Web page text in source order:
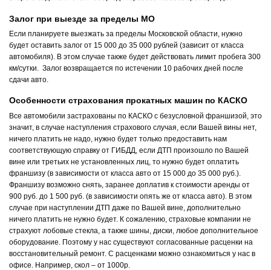
Залог при выезде за пределы МО
Если планируете выезжать за пределы Московской области, нужно
будет оставить залог от 15 000 до 35 000 рублей (зависит от класса
автомобиля). В этом случае также будет действовать лимит пробега 300
км/сутки. Залог возвращается по истечении 10 рабочих дней после
сдачи авто.
Особенности страхования прокатных машин по КАСКО
Все автомобили застрахованы по КАСКО с безусловной франшизой, это
значит, в случае наступления страхового случая, если Вашей вины нет,
ничего платить не надо, нужно будет только предоставить нам
соответствующую справку от ГИБДД, если ДТП произошло по Вашей
вине или третьих не установленных лиц, то нужно будет оплатить
франшизу (в зависимости от класса авто от 15 000 до 35 000 руб.).
Франшизу возможно снять, заранее доплатив к стоимости аренды от
900 руб. до 1 500 руб. (в зависимости опять же от класса авто). В этом
случае при наступлении ДТП даже по Вашей вине, дополнительно
ничего платить не нужно будет. К сожалению, страховые компании не
страхуют лобовые стекла, а также шины, диски, любое дополнительное
оборудование. Поэтому у нас существуют согласованные расценки на
восстановительный ремонт. С расценками можно ознакомиться у нас в
офисе. Например, скол – от 1000р.